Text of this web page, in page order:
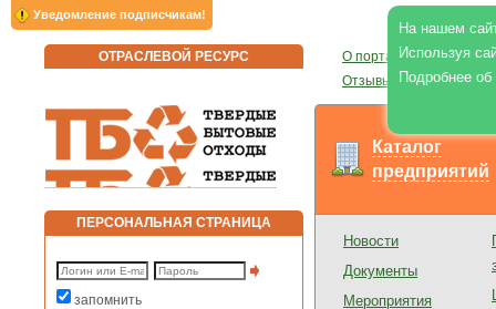
Уведомление подписчикам!
На нашем
Используя
Подробнее
ОТРАСЛЕВОЙ РЕСУРС О портале| О журнале|
Отзывы
| Реклама на
ПЕРСОНАЛЬНАЯ СТРАНИЦА
запомнить
Каталог
предприятий
Новости
Документы
Мероприятия